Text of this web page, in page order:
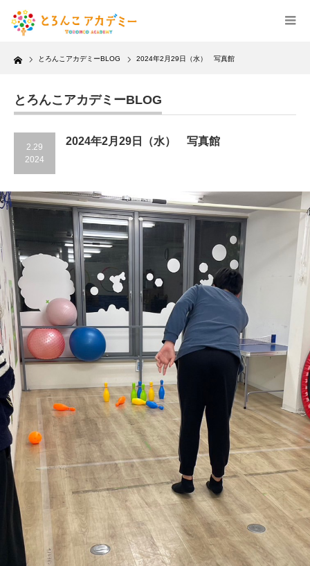
Home とろんこアカデミーBLOG 2024年2月29日（水） 写真館
とろんこアカデミーBLOG
2.29
2024
2024年2月29日（水） 写真館